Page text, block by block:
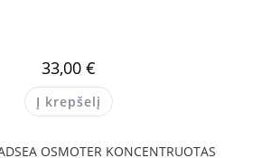
33,00 €
Į krepšelį